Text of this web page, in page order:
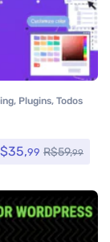
, Plugins, Todos
35,99 R$59,99